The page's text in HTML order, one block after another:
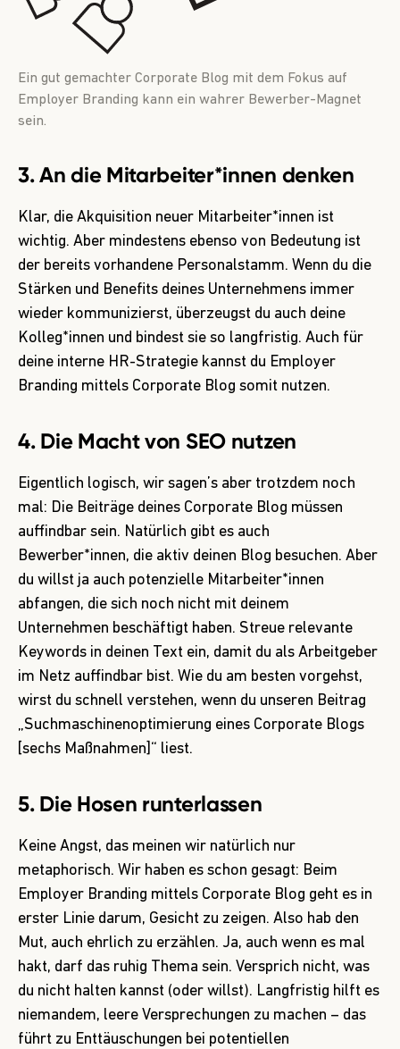
Ein gut gemachter Corporate Blog mit dem Fokus auf
Employer Branding kann ein wahrer Bewerber-Magnet
sein.
3. An die Mitarbeiter*innen denken
Klar, die Akquisition neuer Mitarbeiter*innen ist
wichtig. Aber mindestens ebenso von Bedeutung ist
der bereits vorhandene Personalstamm. Wenn du die
Stärken und Benefits deines Unternehmens immer
wieder kommunizierst, überzeugst du auch deine
Kolleg*innen und bindest sie so langfristig. Auch für
deine interne HR-Strategie kannst du Employer
Branding mittels Corporate Blog somit nutzen.
4. Die Macht von SEO nutzen
Eigentlich logisch, wir sagen’s aber trotzdem noch
mal: Die Beiträge deines Corporate Blog müssen
auffindbar sein. Natürlich gibt es auch
Bewerber*innen, die aktiv deinen Blog besuchen. Aber
du willst ja auch potenzielle Mitarbeiter*innen
abfangen, die sich noch nicht mit deinem
Unternehmen beschäftigt haben. Streue relevante
Keywords in deinen Text ein, damit du als Arbeitgeber
im Netz auffindbar bist. Wie du am besten vorgehst,
wirst du schnell verstehen, wenn du unseren Beitrag
„Suchmaschinenoptimierung eines Corporate Blogs
[sechs Maßnahmen] “ liest.
5. Die Hosen runterlassen
Keine Angst, das meinen wir natürlich nur
metaphorisch. Wir haben es schon gesagt: Beim
Employer Branding mittels Corporate Blog geht es in
erster Linie darum, Gesicht zu zeigen. Also hab den
Mut, auch ehrlich zu erzählen. Ja, auch wenn es mal
hakt, darf das ruhig Thema sein. Versprich nicht, was
du nicht halten kannst (oder willst). Langfristig hilft es
niemandem, leere Versprechungen zu machen – das
führt zu Enttäuschungen bei potentiellen